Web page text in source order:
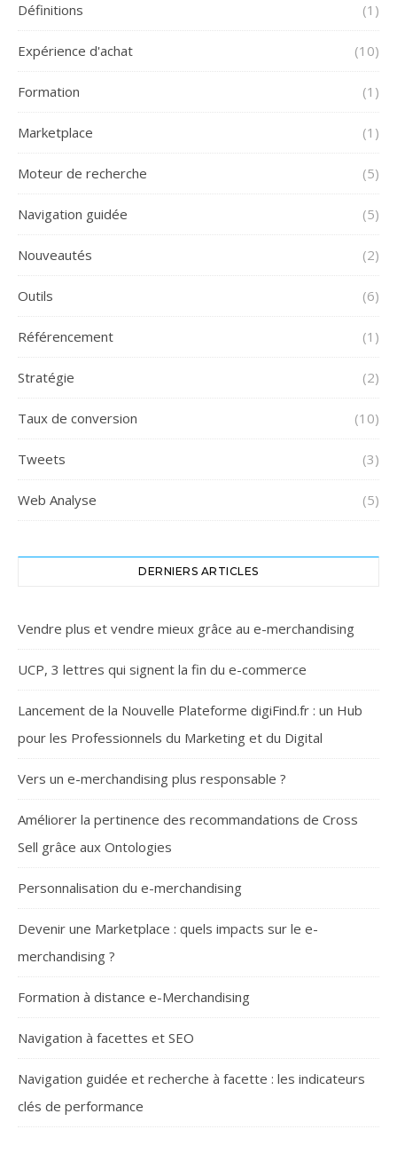
Définitions (1)
Expérience d'achat (10)
Formation (1)
Marketplace (1)
Moteur de recherche (5)
Navigation guidée (5)
Nouveautés (2)
Outils (6)
Référencement (1)
Stratégie (2)
Taux de conversion (10)
Tweets (3)
Web Analyse (5)
DERNIERS ARTICLES
Vendre plus et vendre mieux grâce au e-merchandising
UCP, 3 lettres qui signent la fin du e-commerce
Lancement de la Nouvelle Plateforme digiFind.fr : un Hub
pour les Professionnels du Marketing et du Digital
Vers un e-merchandising plus responsable ?
Améliorer la pertinence des recommandations de Cross
Sell grâce aux Ontologies
Personnalisation du e-merchandising
Devenir une Marketplace : quels impacts sur le e-
merchandising ?
Formation à distance e-Merchandising
Navigation à facettes et SEO
Navigation guidée et recherche à facette : les indicateurs
clés de performance